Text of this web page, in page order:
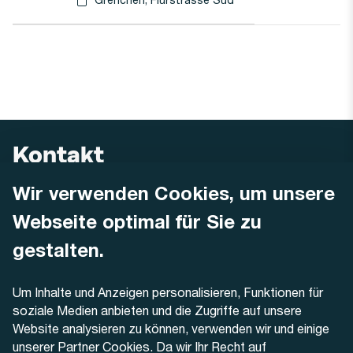
Wir verwenden Cookies, um unsere
Webseite optimal für Sie zu
gestalten.
Um Inhalte und Anzeigen personalisieren, Funktionen für
soziale Medien anbieten und die Zugriffe auf unsere
Website analysieren zu können, verwenden wir und einige
unserer Partner Cookies. Da wir Ihr Recht auf
Haltestellen-PDF herunterladen für
(Öffnet in einen neuen Tab oder Fenster)
Kontakt
AREMO
Dornacherstrasse 48
4500 Solothurn
+41 32 622 37 22
Kontaktformular